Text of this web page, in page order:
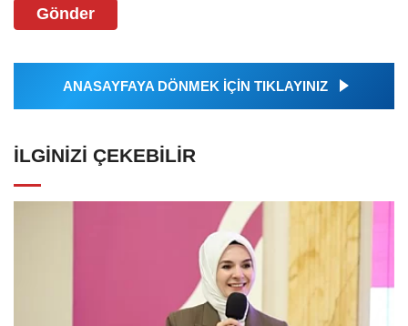
Gönder
ANASAYFAYA DÖNMEK İÇİN TIKLAYINIZ
İLGINIZI ÇEKEBILIR